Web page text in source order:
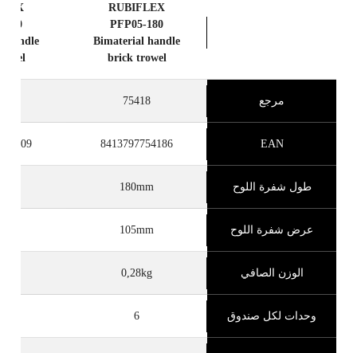
RUBIFLEX
PFP05-180
Bimaterial handle
brick trowel
200
handle
مرجع 75418
EAN
8413797754186
طول شفرة اللوح 180mm
عرض شفرة اللوح 105mm
الوزن الصافي 0,28kg
وحدات لكل صندوق 6